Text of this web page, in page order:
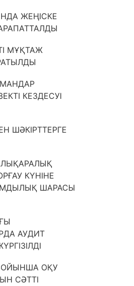
ЖЕҢІСКЕ
МҰҚТАЖ
КЕЗДЕСУІ
ШӘКІРТТЕРГЕ
КҮНІНЕ
ШАРАСЫ
АУДИТ
ОҚУ
СӘТТІ